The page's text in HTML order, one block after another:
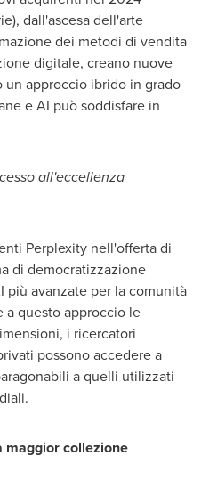
dall'ascesa dell'arte
dei metodi di vendita
digitale, creano nuove
approccio ibrido in grado
e AI può soddisfare in
all'eccellenza
Perplexity nell'offerta di
di democratizzazione
avanzate per la comunità
a questo approccio le
i ricercatori
possono accedere a
a quelli utilizzati
maggior collezione